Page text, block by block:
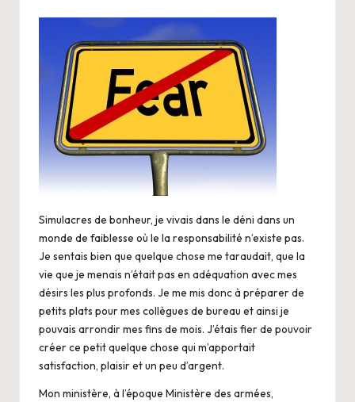
Simulacres de bonheur, je vivais dans le déni dans un
monde de faiblesse où le la responsabilité n’existe pas.
Je sentais bien que quelque chose me taraudait, que la
vie que je menais n’était pas en adéquation avec mes
désirs les plus profonds. Je me mis donc à préparer de
petits plats pour mes collègues de bureau et ainsi je
pouvais arrondir mes fins de mois. J’étais fier de pouvoir
créer ce petit quelque chose qui m’apportait
satisfaction, plaisir et un peu d’argent.
Mon ministère, à l’époque Ministère des armées,